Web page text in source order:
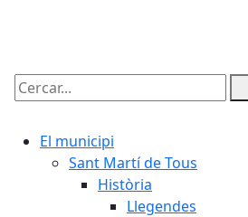
Cercar:
El municipi
Sant Martí de Tous
Història
Llegendes